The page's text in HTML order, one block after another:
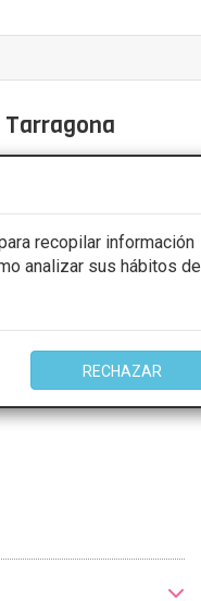
recopilar información
analizar sus hábitos de
RECHAZAR